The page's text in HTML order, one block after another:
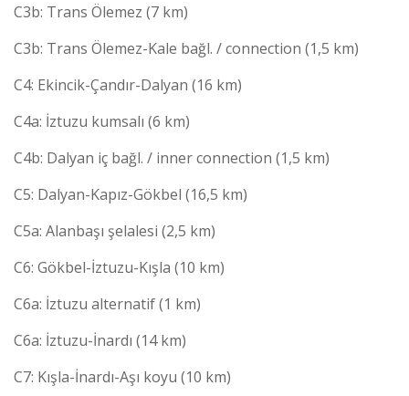
C3b: Trans Ölemez (7 km)
C3b: Trans Ölemez-Kale bağl. / connection (1,5 km)
C4: Ekincik-Çandır-Dalyan (16 km)
C4a: İztuzu kumsalı (6 km)
C4b: Dalyan iç bağl. / inner connection (1,5 km)
C5: Dalyan-Kapız-Gökbel (16,5 km)
C5a: Alanbaşı şelalesi (2,5 km)
C6: Gökbel-İztuzu-Kışla (10 km)
C6a: İztuzu alternatif (1 km)
C6a: İztuzu-İnardı (14 km)
C7: Kışla-İnardı-Aşı koyu (10 km)